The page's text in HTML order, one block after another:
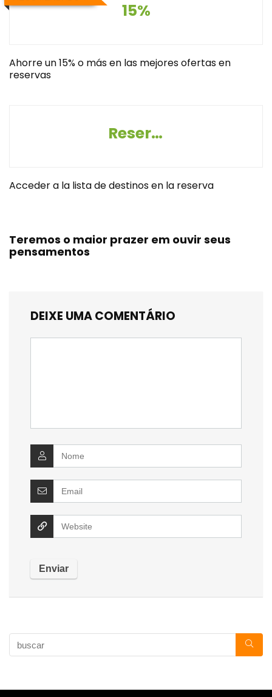
15%
Ahorre un 15% o más en las mejores ofertas en
reservas
Reserva destinos
Acceder a la lista de destinos en la reserva
Teremos o maior prazer em ouvir seus
pensamentos
DEIXE UMA COMENTÁRIO